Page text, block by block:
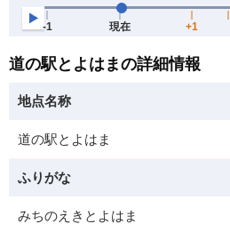
道の駅とよはまの詳細情報
地点名称
道の駅とよはま
ふりがな
みちのえきとよはま